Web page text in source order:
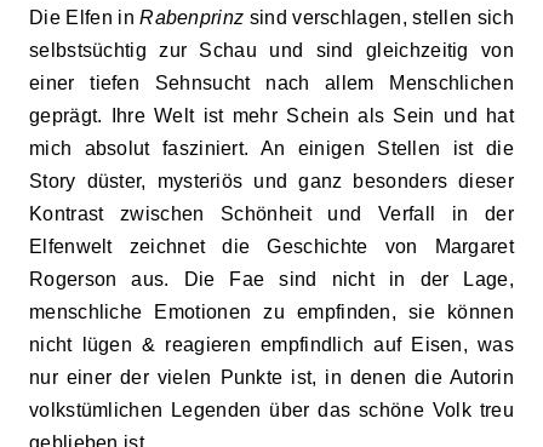
Die Elfen inRabenprinz sind verschlagen, stellen sich
selbstsüchtig zur Schau und sind gleichzeitig von
einer tiefen Sehnsucht nach allem Menschlichen
geprägt. Ihre Welt ist mehr Schein als Sein und hat
mich absolut fasziniert. An einigen Stellen ist die
Story düster, mysteriös und ganz besonders dieser
Kontrast zwischen Schönheit und Verfall in der
Elfenwelt zeichnet die Geschichte von Margaret
Rogerson aus. Die Fae sind nicht in der Lage,
menschliche Emotionen zu empfinden, sie können
nicht lügen & reagieren empfindlich auf Eisen, was
nur einer der vielen Punkte ist, in denen die Autorin
volkstümlichen Legenden über das schöne Volk treu